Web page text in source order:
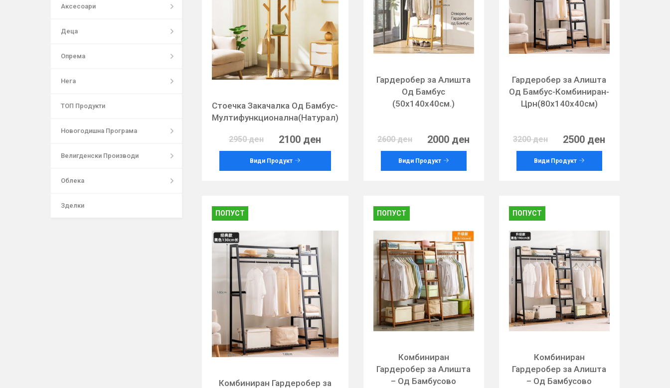
Аксесоари
Деца
Опрема
Нега
ТОП Продукти
Новогодишна Програма
Велигденски Производи
Облека
Зделки
Стоечка Закачалка Од Бамбус-
Мултифункционална(Натурал)
2950 ден 2100 ден
Види Продукт
Гардеробер за Алишта
Од Бамбус
(50х140х40см.)
2600 ден 2000 ден
Види Продукт
Гардеробер за Алишта
Од Бамбус-Комбиниран-
Црн(80х140х40см)
3200 ден 2500 ден
Види Продукт
ПОПУСТ
Комбиниран Гардеробер за
ПОПУСТ
Комбиниран
Гардеробер за Алишта
– Од Бамбусово
ПОПУСТ
Комбиниран
Гардеробер за Алишта
– Од Бамбусово